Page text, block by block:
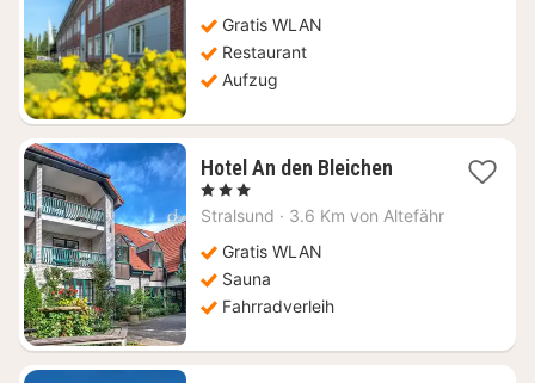
Gratis WLAN
Restaurant
Aufzug
Hotel An den Bleichen1
ab
, 3 Sterne
Stralsund · 3.6 Km von Altefähr
Gratis WLAN
Sauna
Fahrradverleih